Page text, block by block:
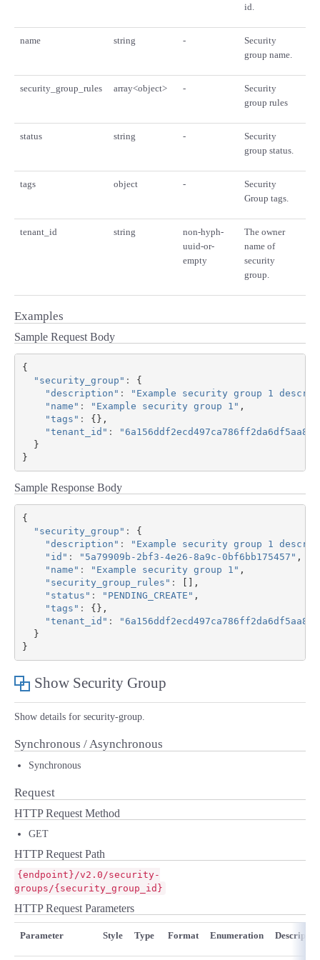
id.
name string -
Security
group name.
security_group_rules array<object> -
Security
group rules
status string -
Security
group status.
tags object -
Security
Group tags.
tenant_id string
non-hyph-
uuid-or-
empty
The owner
name of
security
group.
Examples
Sample Request Body
{
"security_group" :
{
"description" :
"Example security group 1
"name" : "Example security group 1" ,
"tags" :
{},
"tenant_id" :
"6a156ddf2ecd497ca786ff2da6df5aa8"
}
}
Sample Response Body
{
"security_group" :
{
"description" :
"Example security group 1
"id" : "5a79909b-2bf3-4e26-8a9c-0bf6bb175457" ,
"name" : "Example security group 1" ,
"security_group_rules" :
[],
"status" : "PENDING_CREATE" ,
"tags" :
{},
"tenant_id" :
"6a156ddf2ecd497ca786ff2da6df5aa8"
}
}
Show Security Group
Show details for security-group.
Synchronous / Asynchronous
Synchronous
Request
HTTP Request Method
GET
HTTP Request Path
{endpoint}/v2.0/security-
groups/{security_group_id}
HTTP Request Parameters
Parameter Style Type Format Enumeration